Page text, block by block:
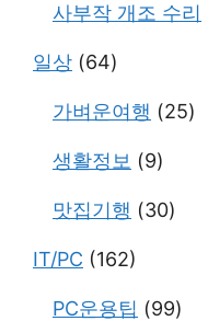
사부작 개조 수리
일상 (64)
가벼운여행 (25)
생활정보 (9)
맛집기행 (30)
IT/PC (162)
PC운용팁 (99)